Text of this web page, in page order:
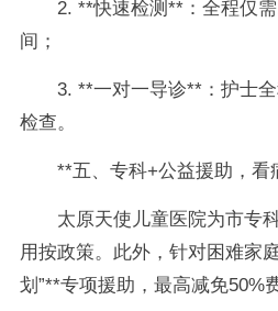
2. **快速检测**：全程仅
间；
3. **一对一导诊**：护士
检查。
**五、专科+公益援助，看
太原天使儿童医院为市专
用按政策。此外，针对困难家
划”**专项援助，最高减免50%